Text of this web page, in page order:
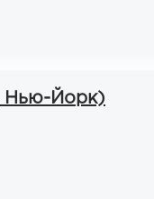
Нью-Йорк)